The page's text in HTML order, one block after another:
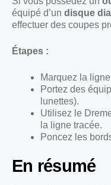
équipé d’un disque
effectuer des coupes
Étapes :
Marquez la
Portez des
lunettes).
Utilisez le
la ligne tracée.
Poncez les
En résumé